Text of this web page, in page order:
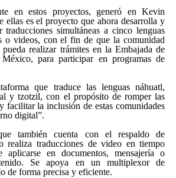
en estos proyectos, generó en Kevin
ellas es el proyecto que ahora desarrolla y
traducciones simultáneas a cinco lenguas
o videos, con el fin de que la comunidad
realizar trámites en la Embajada de
para participar en programas de
que traduce las lenguas náhuatl,
y tzotzil, con el propósito de romper las
facilitar la inclusión de estas comunidades
digital”.
también cuenta con el respaldo de
realiza traducciones de video en tiempo
aplicarse en documentos, mensajería o
Se apoya en un multiplexor de
de forma precisa y eficiente.